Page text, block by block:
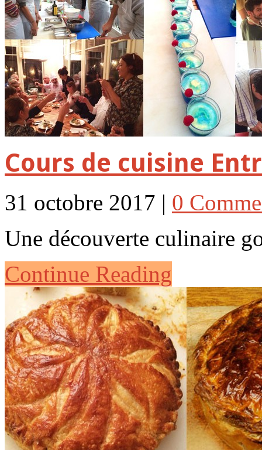
Cours de cuisine
31 octobre 2017 | 0
Une découverte culinaire
Continue Reading